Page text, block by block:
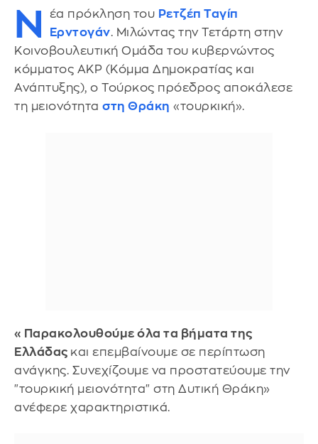
Ν έα πρόκληση του Ρετζέπ Ταγίπ
Ερντογάν. Μιλώντας την Τετάρτη στην
Κοινοβουλευτική Ομάδα του κυβερνώντος
κόμματος AKP (Κόμμα Δημοκρατίας και
Ανάπτυξης), ο Τούρκος πρόεδρος αποκάλεσε
τη μειονότητα στη Θράκη «τουρκική».
«Παρακολουθούμε όλα τα βήματα της
Ελλάδας και επεμβαίνουμε σε περίπτωση
ανάγκης. Συνεχίζουμε να προστατεύουμε την
"τουρκική μειονότητα" στη Δυτική Θράκη»
ανέφερε χαρακτηριστικά.